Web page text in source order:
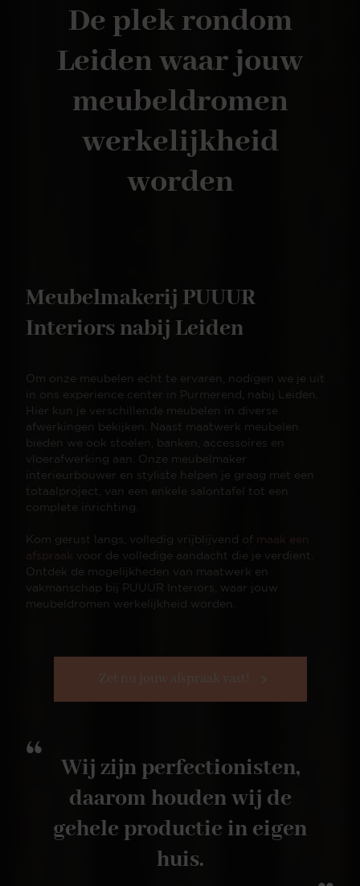
De plek rondom
Leiden waar jouw
meubeldromen
werkelijkheid
worden
Meubelmakerij PUUUR
Interiors nabij Leiden
Om onze meubelen echt te ervaren, nodigen we je uit
in ons experience center in Purmerend, nabij Leiden.
Hier kun je verschillende meubelen in diverse
afwerkingen bekijken. Naast maatwerk meubelen
bieden we ook stoelen, banken, accessoires en
vloerafwerking aan. Onze meubelmaker
interieurbouwer en styliste helpen je graag met een
totaalproject, van een enkele salontafel tot een
complete inrichting.
Kom gerust langs, volledig vrijblijvend of maak een
afspraak voor de volledige aandacht die je verdient.
Ontdek de mogelijkheden van maatwerk en
vakmanschap bij PUUUR Interiors, waar jouw
meubeldromen werkelijkheid worden.
Zet nu jouw afspraak vast!
“
Wij zijn perfectionisten,
daarom houden wij de
gehele productie in eigen
huis.